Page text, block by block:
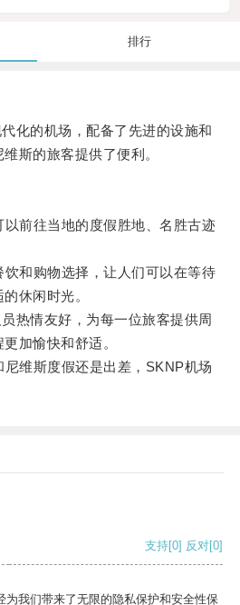
排行
的机场，配备了先进的设施和
斯的旅客提供了便利。
前往当地的度假胜地、名胜古迹
和购物选择，让人们可以在等待
休闲时光。
情友好，为每一位旅客提供周
加愉快和舒适。
维斯度假还是出差，SKNP机场
支持[0] 反对[0]
为我们带来了无限的隐私保护和安全性保